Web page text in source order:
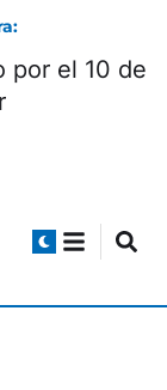
por el 10 de